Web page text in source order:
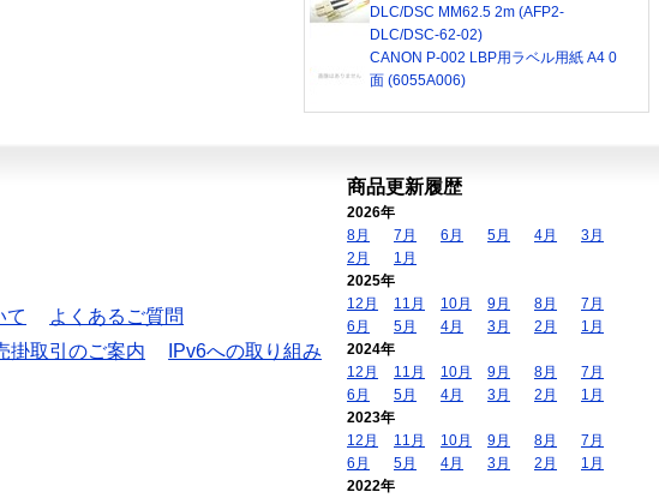
DLC/DSC MM62.5 2m (AFP2-
DLC/DSC-62-02)
CANON P-002 LBP用ラベル用紙 A4 0
面 (6055A006)
て
よくあるご質問
掛取引のご案内
IPv6への取り組み
商品更新履歴
2026年
8月
7月 6月 5月 4月
3月
2月
1月
2025年
12月
11月 10月 9月 8月
7月
6月
5月 4月 3月 2月
1月
2024年
12月
11月 10月 9月 8月
7月
6月
5月 4月 3月 2月
1月
2023年
12月
11月 10月 9月 8月
7月
6月
5月 4月 3月 2月
1月
2022年